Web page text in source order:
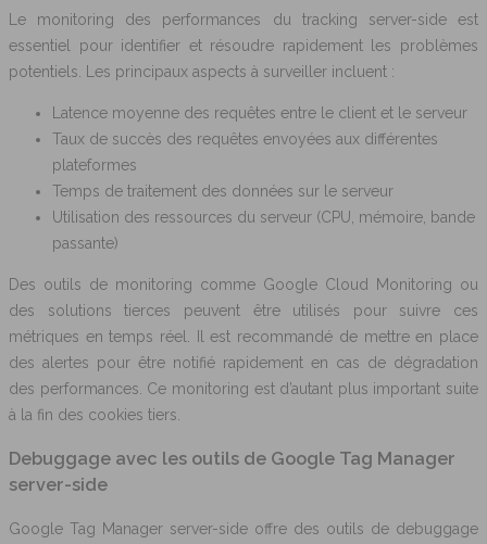
Le monitoring des performances du tracking server-side est
essentiel pour identifier et résoudre rapidement les problèmes
potentiels. Les principaux aspects à surveiller incluent :
Latence moyenne des requêtes entre le client et le serveur
Taux de succès des requêtes envoyées aux différentes
plateformes
Temps de traitement des données sur le serveur
Utilisation des ressources du serveur (CPU, mémoire, bande
passante)
Des outils de monitoring comme Google Cloud Monitoring ou
des solutions tierces peuvent être utilisés pour suivre ces
métriques en temps réel. Il est recommandé de mettre en place
des alertes pour être notifié rapidement en cas de dégradation
des performances. Ce monitoring est d’autant plus important suite
à la fin des cookies tiers.
Debuggage avec les outils de Google Tag Manager
server-side
Google Tag Manager server-side offre des outils de debuggage